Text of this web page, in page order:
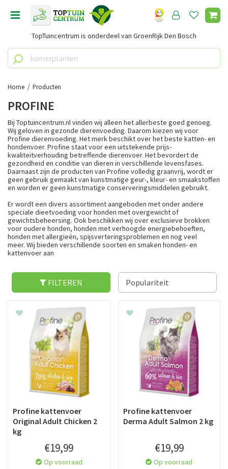
Home Producten
TopTuincentrum is onderdeel van GroenRijk Den Bosch
PROFINE
Bij Toptuincentrum.nl vinden wij alleen het allerbeste goed genoeg.
Wij geloven in gezonde dierenvoeding. Daarom kiezen wij voor
Profine dierenvoeding. Het merk beschikt over het beste katten- en
hondenvoer. Profine staat voor een uitstekende prijs-
kwaliteitverhouding betreffende dierenvoer. Het bevordert de
gezondheid en conditie van dieren in verschillende levensfases.
Daarnaast zijn de producten van Profine volledig graanvrij, wordt er
geen gebruik gemaakt van kunstmatige geur-, kleur- en smaakstoffen
en worden er geen kunstmatige conserveringsmiddelen gebruikt.
Er wordt een divers assortiment aangeboden met onder andere
speciale dieetvoeding voor honden met overgewicht of
gewichtsbeheersing. Ook beschikken wij over exclusieve brokken
voor oudere honden, honden met verhoogde energiebehoeften,
honden met allergieën, spijsverteringsproblemen en nog veel
meer. Wij bieden verschillende soorten en smaken honden- en
kattenvoer aan
FILTEREN
Profine kattenvoer
Original Adult Chicken 2
kg
€19,99
Op voorraad
Profine kattenvoer
Derma Adult Salmon 2 kg
€19,99
Op voorraad